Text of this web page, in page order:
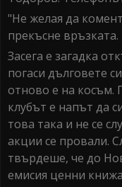
"Не желая да
прекъсне връзката.
Засега е загадка
погаси дълговете
отново е на косъм.
клубът е напът да
това така и не се
акции се провали.
твърдеше, че до
емисия ценни